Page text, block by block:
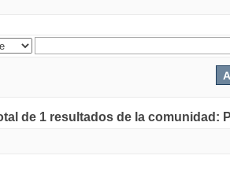
de 1 resultados de la